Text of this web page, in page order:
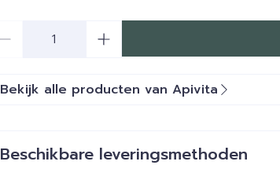
Bekijk alle producten van Apivita
Beschikbare leveringsmethoden